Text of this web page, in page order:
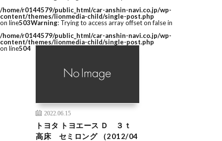
/home/r0144579/public_html/car-anshin-navi.co.jp/wp-
content/themes/lionmedia-child/single-post.php
on line503Warning: Trying to access array offset on false in
/home/r0144579/public_html/car-anshin-navi.co.jp/wp-
content/themes/lionmedia-child/single-post.php
on line504
2022.06.15
トヨタ トヨエース Ｄ ３ｔ
高床 セミロング （2012/04